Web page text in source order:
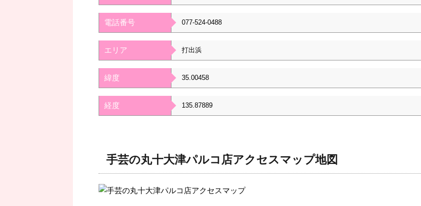
電話番号 077-524-0488
エリア 打出浜
緯度 35.00458
経度 135.87889
手芸の丸十大津パルコ店アクセスマップ地図